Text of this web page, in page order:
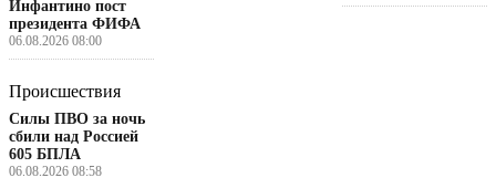
Инфантино пост
президента ФИФА
06.08.2026 08:00
Происшествия
Силы ПВО за ночь
сбили над Россией
605 БПЛА
06.08.2026 08:58